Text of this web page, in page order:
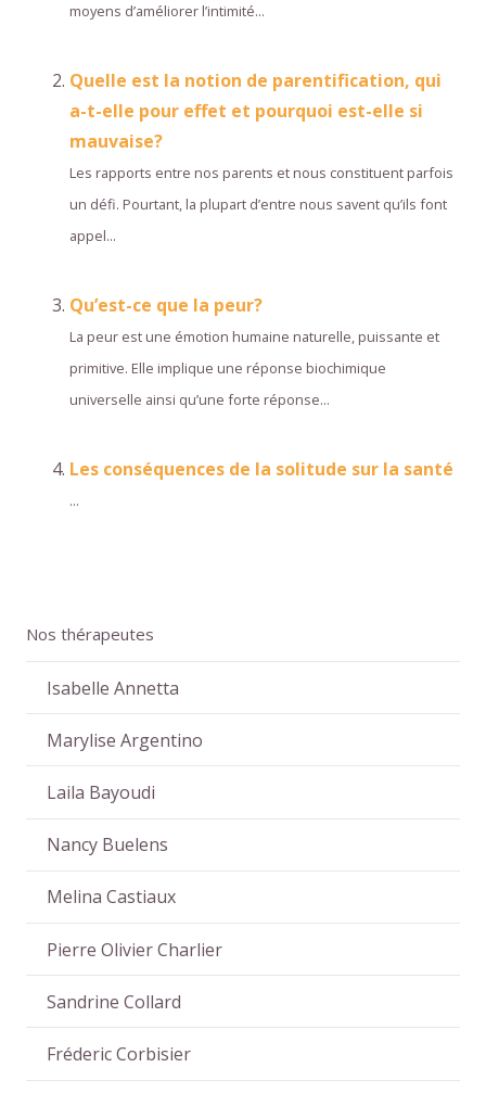
moyens d’améliorer l’intimité...
Quelle est la notion de parentification, qui
a-t-elle pour effet et pourquoi est-elle si
mauvaise?
Les rapports entre nos parents et nous constituent parfois
un défi. Pourtant, la plupart d’entre nous savent qu’ils font
appel...
Qu’est-ce que la peur?
La peur est une émotion humaine naturelle, puissante et
primitive. Elle implique une réponse biochimique
universelle ainsi qu’une forte réponse...
Les conséquences de la solitude sur la santé
...
Nos thérapeutes
Isabelle Annetta
Marylise Argentino
Laila Bayoudi
Nancy Buelens
Melina Castiaux
Pierre Olivier Charlier
Sandrine Collard
Fréderic Corbisier